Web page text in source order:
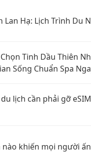
Lan Hạ: Lịch Trình Du
Tinh Dầu Thiên
Sống Chuẩn Spa
du lịch cần phải gỡ
nào khiến mọi người